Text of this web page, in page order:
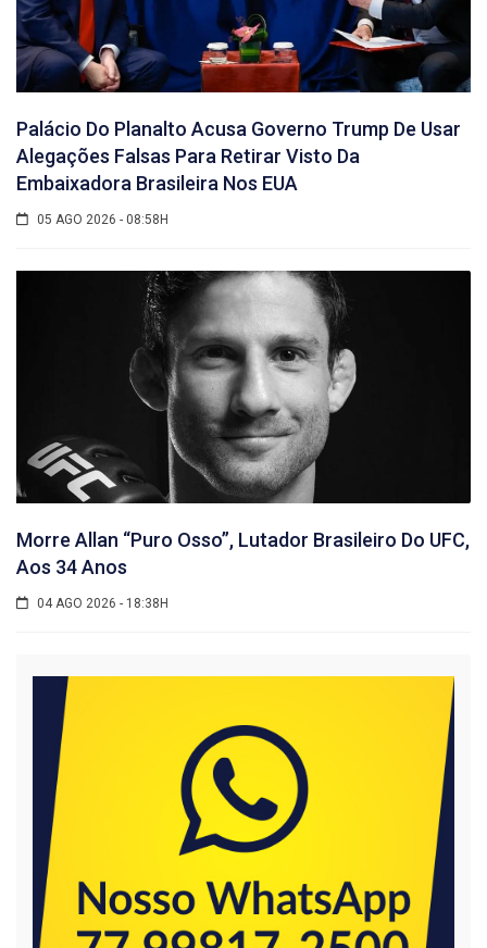
Palácio Do Planalto Acusa Governo Trump De Usar
Alegações Falsas Para Retirar Visto Da
Embaixadora Brasileira Nos EUA
05 AGO 2026 - 08:58H
Morre Allan “Puro Osso”, Lutador Brasileiro Do UFC,
Aos 34 Anos
04 AGO 2026 - 18:38H